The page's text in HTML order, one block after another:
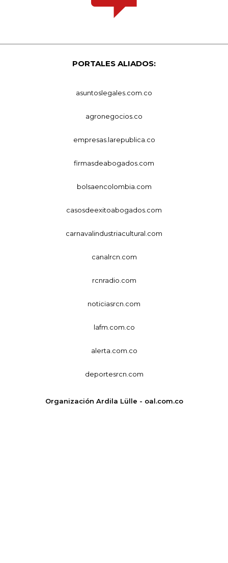
PORTALES ALIADOS:
asuntoslegales.com.co
agronegocios.co
empresas.larepublica.co
firmasdeabogados.com
bolsaencolombia.com
casosdeexitoabogados.com
carnavalindustriacultural.com
canalrcn.com
rcnradio.com
noticiasrcn.com
lafm.com.co
alerta.com.co
deportesrcn.com
Organización Ardila Lülle - oal.com.co